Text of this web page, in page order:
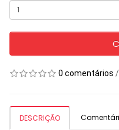
0 comentários /
DESCRIÇÃO